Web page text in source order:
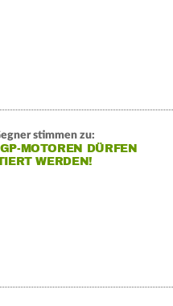
stimmen zu:
MOTOREN DÜRFEN
WERDEN!